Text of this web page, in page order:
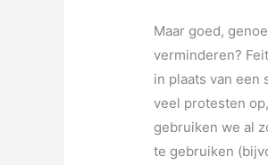
Maar goed,
verminderen?
in plaats van een
veel protesten
gebruiken we al
te gebruiken